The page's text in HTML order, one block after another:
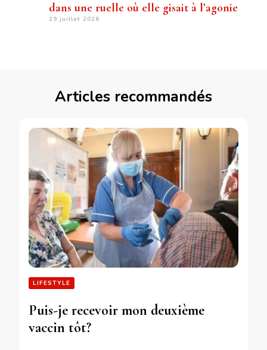
dans une ruelle où elle gisait à l’agonie
29 juillet 2026
Articles recommandés
LIFESTYLE
Puis-je recevoir mon deuxième
vaccin tôt?